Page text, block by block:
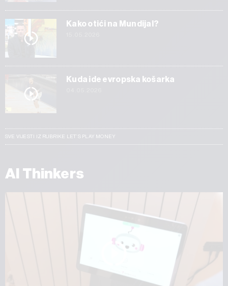
Kako otići na Mundijal?
Kuda ide evropska košarka
SVE VIJESTI IZ RUBRIKE LET’S PLAY MONEY
AI Thinkers